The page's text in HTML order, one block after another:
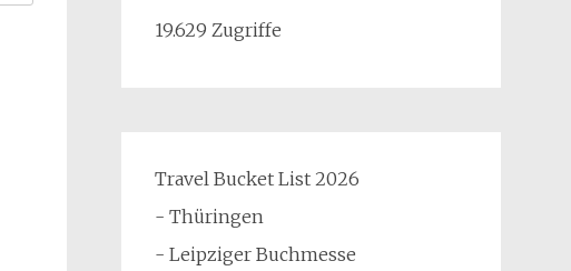
19.629 Zugriffe
Travel Bucket List 2026
- Thüringen
- Leipziger Buchmesse